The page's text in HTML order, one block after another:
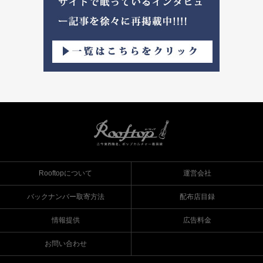
Rooftopについて 運営会社
バックナンバー取寄方法 配布店目録
情報提供 広告料金
お問い合わせ